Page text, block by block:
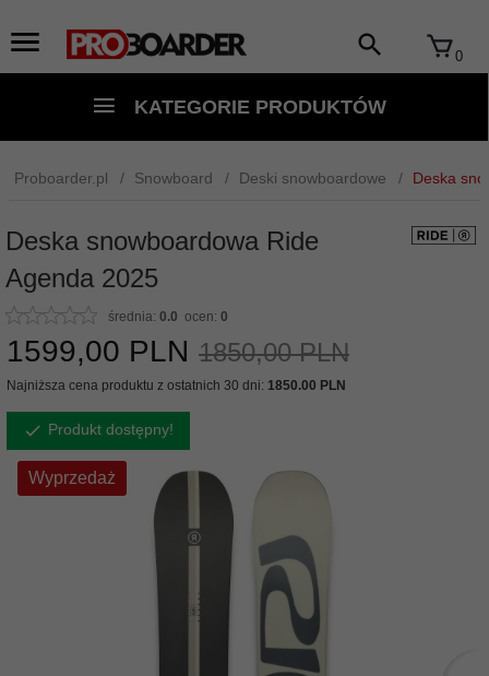
0
KATEGORIE PRODUKTÓW
Proboarder.pl Snowboard Deski snowboardowe Deska
Deska snowboardowa Ride
Agenda 2025
średnia: 0.0 ocen: 0
1599,00 PLN 1850,00 PLN
Najniższa cena produktu z ostatnich 30 dni: 1850.00 PLN
Produkt dostępny!
Wyprzedaż